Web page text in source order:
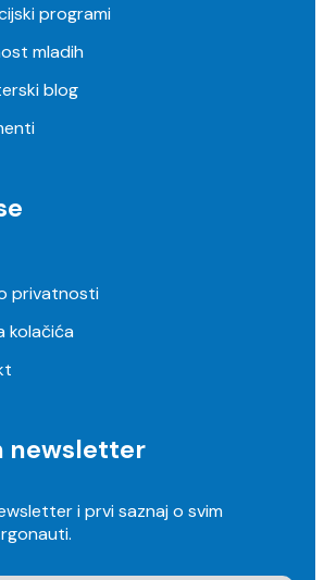
programi
mladih
blog
privatnosti
kolačića
newsletter
i prvi saznaj o svim